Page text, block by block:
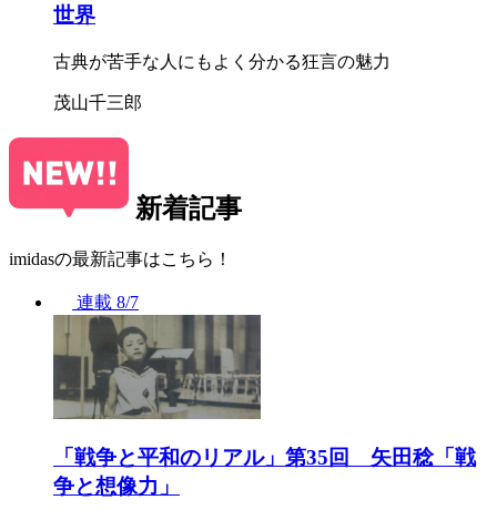
世界
古典が苦手な人にもよく分かる狂言の魅力
茂山千三郎
新着記事
imidasの最新記事はこちら！
連載 8/7
「戦争と平和のリアル」第35回 矢田稔「戦
争と想像力」